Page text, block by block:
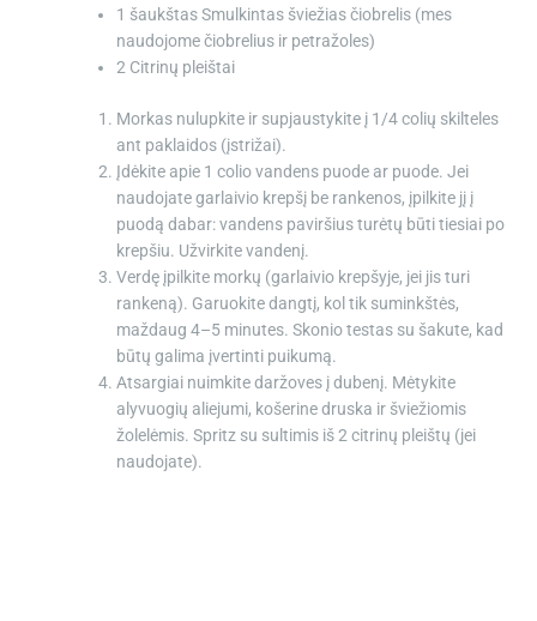
1 šaukštasSmulkintas šviežias čiobrelis (mes
naudojome čiobrelius ir petražoles)
2 Citrinų pleištai
Morkas nulupkite ir supjaustykite į 1/4 colių skilteles
ant paklaidos (įstrižai).
Įdėkite apie 1 colio vandens puode ar puode. Jei
naudojate garlaivio krepšį be rankenos, įpilkite jį į
puodą dabar: vandens paviršius turėtų būti tiesiai po
krepšiu. Užvirkite vandenį.
Verdę įpilkite morkų (garlaivio krepšyje, jei jis turi
rankeną). Garuokite dangtį, kol tik suminkštės,
maždaug 4–5 minutes. Skonio testas su šakute, kad
būtų galima įvertinti puikumą.
Atsargiai nuimkite daržoves į dubenį. Mėtykite
alyvuogių aliejumi, košerine druska ir šviežiomis
žolelėmis. Spritz su sultimis iš 2 citrinų pleištų (jei
naudojate).